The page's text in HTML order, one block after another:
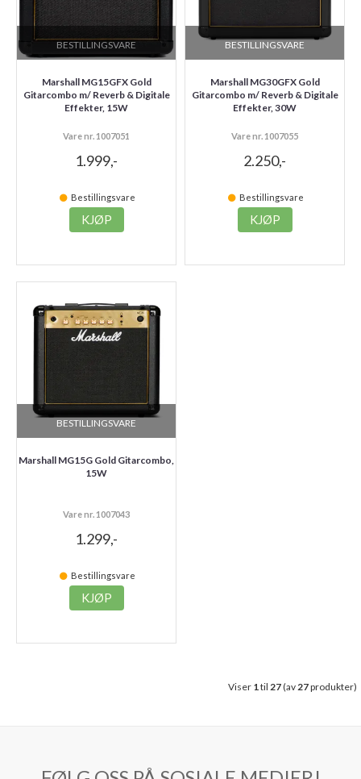
BESTILLINGSVARE
Marshall MG15GFX Gold
Gitarcombo m/ Reverb & Digitale
Effekter, 15W
Vare nr. 1007051
1.999,-
Bestillingsvare
KJØP
BESTILLINGSVARE
Marshall MG30GFX Gold
Gitarcombo m/ Reverb & Digitale
Effekter, 30W
Vare nr. 1007055
2.250,-
Bestillingsvare
KJØP
BESTILLINGSVARE
Marshall MG15G Gold Gitarcombo,
15W
Vare nr. 1007043
1.299,-
Bestillingsvare
KJØP
Viser 1til 27(av27produkter)